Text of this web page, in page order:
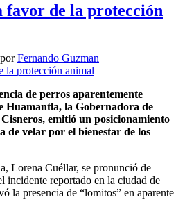
de la protección
porFernando Guzman
de perros aparentemente
Huamantla, la Gobernadora de
emitió un posicionamiento
de velar por el bienestar de los
Lorena Cuéllar, se pronunció de
incidente reportado en la ciudad de
la presencia de “lomitos” en aparente